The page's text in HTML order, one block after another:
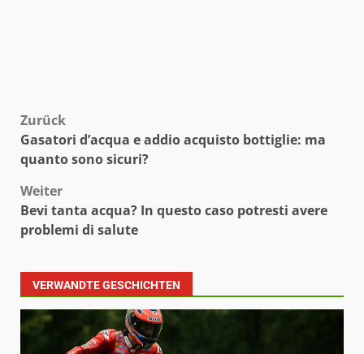
Beitragsnavigation
Zurück
Gasatori d’acqua e addio acquisto bottiglie: ma
quanto sono sicuri?
Weiter
Bevi tanta acqua? In questo caso potresti avere
problemi di salute
VERWANDTE GESCHICHTEN